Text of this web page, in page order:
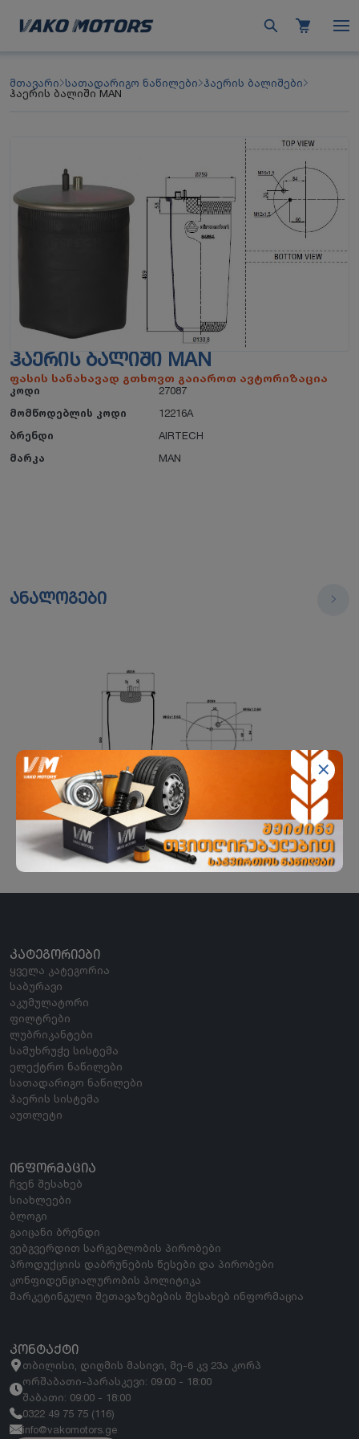
მთავარი სათადარიგო ნაწილები ჰაერის ბალიშები
ჰაერის ბალიში MAN
ᲰᲐᲔᲠᲘᲡ ᲑᲐᲚᲘᲨᲘ MAN
ფასის სანახავად გთხოვთ გაიაროთ ავტორიზაცია
კოდი
27087
მომწოდებლის კოდი
12216A
ბრენდი
AIRTECH
მარკა
MAN
ანალოგები
ჰაერის ბალიში MAN
EKER BIJON
ᲙᲐᲢᲔᲒᲝᲠᲘᲔᲑᲘ
ყველა კატეგორია
საბურავი
აკუმულატორი
ფილტრები
ლუბრიკანტები
სამუხრუჭე სისტემა
ელექტრო ნაწილები
სათადარიგო ნაწილები
ჰაერის სისტემა
აუთლეტი
ᲘᲜᲤᲝᲠᲛᲐᲪᲘᲐ
ჩვენ შესახებ
სიახლეები
ბლოგი
გაიცანი ბრენდი
ვებგვერდით სარგებლობის პირობები
პროდუქციის დაბრუნების წესები და პირობები
კონფიდენციალურობის პოლიტიკა
მარკეტინგული შეთავაზებების შესახებ ინფორმაცია
ᲙᲝᲜᲢᲐᲥᲢᲘ
თბილისი, დიღმის მასივი, მე-6 კვ 23ა კორპ
ორშაბათი-პარასკევი: 09:00 - 18:00
შაბათი: 09:00 - 18:00
0322 49 75 75 (116)
info@vakomotors.ge